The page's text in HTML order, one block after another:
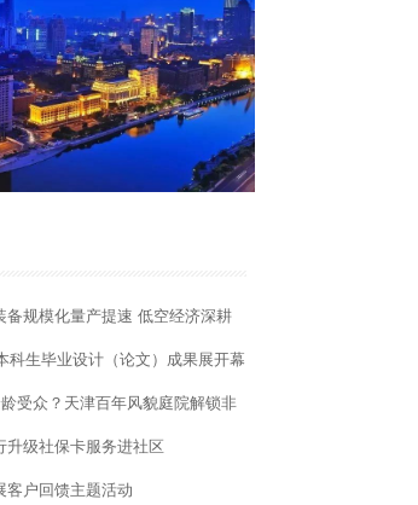
备规模化量产提速 低空经济深耕
科生毕业设计（论文）成果展开幕
受众？天津百年风貌庭院解锁非
升级社保卡服务进社区
客户回馈主题活动